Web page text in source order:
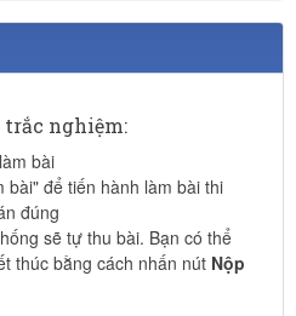
nghiệm:
bài
bài" để tiến hành làm bài thi
đúng
sẽ tự thu bài. Bạn có thể
thúc bằng cách nhấn nút Nộp